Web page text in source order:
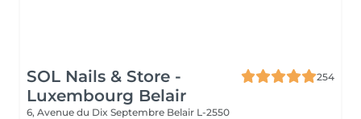
SOL Nails & Store -
Luxembourg Belair
254
6, Avenue du Dix Septembre Belair L-2550